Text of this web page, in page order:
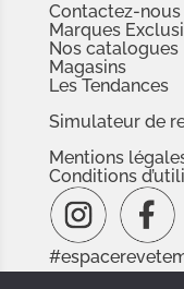
Contactez-nous
Marques
Nos catalogues
Magasins
Les Tendances
Simulateur de
Mentions
Conditions